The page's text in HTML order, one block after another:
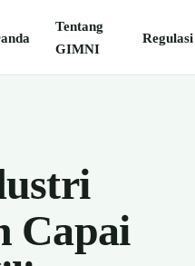
Tentang
GIMNI
Regulasi
Capai